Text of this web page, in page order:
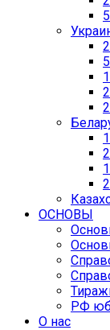
ОСНОВЫ
РФ
О нас